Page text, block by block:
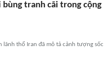
tranh cãi trong cộng
thổ Iran đã mô tả cảnh tượng sốc